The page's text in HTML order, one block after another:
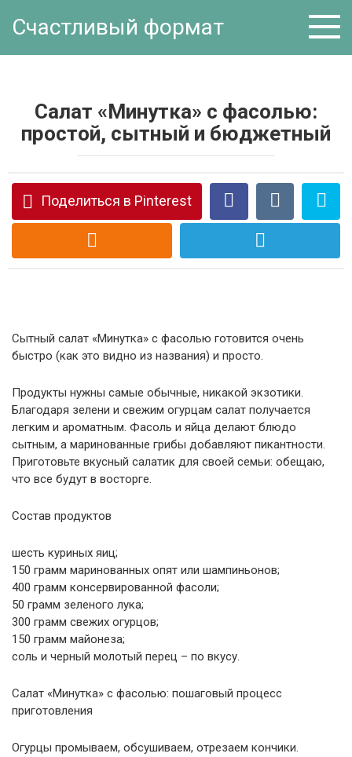
Счастливый формат
Салат «Минутка» с фасолью:
простой, сытный и бюджетный
Поделиться в Pinterest
Сытный салат «Минутка» с фасолью готовится очень
быстро (как это видно из названия) и просто.
Продукты нужны самые обычные, никакой экзотики.
Благодаря зелени и свежим огурцам салат получается
легким и ароматным. Фасоль и яйца делают блюдо
сытным, а маринованные грибы добавляют пикантности.
Приготовьте вкусный салатик для своей семьи: обещаю,
что все будут в восторге.
Состав продуктов
шесть куриных яиц;
150 грамм маринованных опят или шампиньонов;
400 грамм консервированной фасоли;
50 грамм зеленого лука;
300 грамм свежих огурцов;
150 грамм майонеза;
соль и черный молотый перец – по вкусу.
Салат «Минутка» с фасолью: пошаговый процесс
приготовления
Огурцы промываем, обсушиваем, отрезаем кончики.